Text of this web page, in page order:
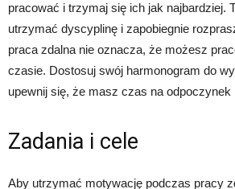
pracować i trzymaj się ich jak najbardziej.
utrzymać dyscyplinę i zapobiegnie
praca zdalna nie oznacza, że możesz
czasie. Dostosuj swój harmonogram do
upewnij się, że masz czas na odpoczynek
Zadania i cele
Aby utrzymać motywację podczas pracy